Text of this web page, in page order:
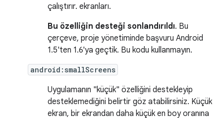
çalıştırır. ekranları.
Bu özelliğin desteği sonlandırıldı. Bu
çerçeve, proje yönetiminde başvuru Android
1.5'ten 1.6'ya geçtik. Bu kodu kullanmayın.
android:smallScreens
Uygulamanın "küçük" özelliğini destekleyip
desteklemediğini belirtir göz atabilirsiniz. Küçük
ekran, bir ekrandan daha küçük en boy oranına